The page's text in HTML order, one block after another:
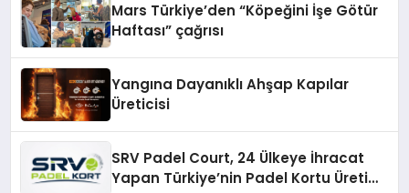
Mars Türkiye’den “Köpeğini İşe Götür
Haftası” çağrısı
Yangına Dayanıklı Ahşap Kapılar
Üreticisi
SRV Padel Court, 24 Ülkeye İhracat
Yapan Türkiye’nin Padel Kortu Üretim